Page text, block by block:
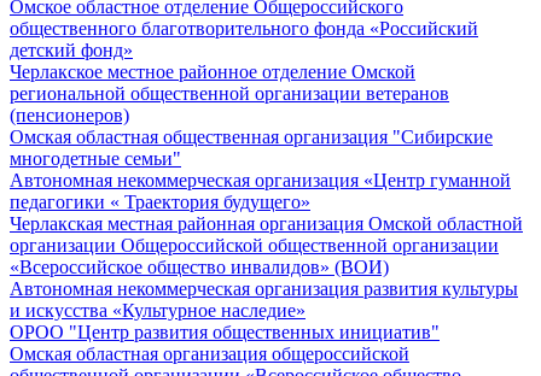
Омское областное отделение Общероссийского
общественного благотворительного фонда «Российский
детский фонд»
Черлакское местное районное отделение Омской
региональной общественной организации ветеранов
(пенсионеров)
Омская областная общественная организация "Сибирские
многодетные семьи"
Автономная некоммерческая организация «Центр гуманной
педагогики « Траектория будущего»
Черлакская местная районная организация Омской областной
организации Общероссийской общественной организации
«Всероссийское общество инвалидов» (ВОИ)
Автономная некоммерческая организация развития культуры
и искусства «Культурное наследие»
ОРОО "Центр развития общественных инициатив"
Омская областная организация общероссийской